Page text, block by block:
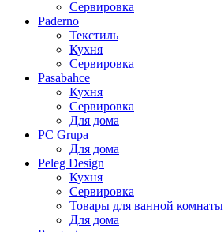
Сервировка
Paderno
Текстиль
Кухня
Сервировка
Pasabahce
Кухня
Сервировка
Для дома
PC Grupa
Для дома
Peleg Design
Кухня
Сервировка
Товары для ванной комнаты
Для дома